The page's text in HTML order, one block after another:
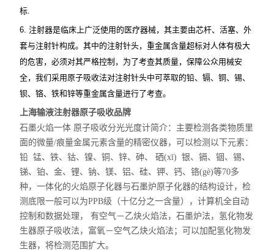
标.
6.注射器是临床上广泛使用的医疗器械，其主要由芯杆、活塞、外
套与注射针构成。其中的注射针头，重金属含量超标对人体有极大
的危害，必须对其严格控制，为了考查其质量，保障公众用械安
全，我们采用原子吸收法对注射针头中可萃取的铅、镉、铜、锡、
钡、铬、铁和锌等重金属含量进行了考查。
上海输液注射器原子吸收品牌
石墨火焰一体 原子吸收分光光度计简介：主要检测各类物质里
面的微量/痕量金属元素含量的精密仪器，可以检测以下元素：
铅 锰、铁、钴、镍、铜、锌、砷、 硒(xī)银、镉、铟、锡、
锑、铂、金、锂、钠、镁、铝、硅、钾、钙、铬(gè)等70多
种，一体化的火焰原子化器与石墨炉原子化器的结构设计，检
测底限一般可以为PPB级（十亿分之一含量），计算机全自动
控制和数据处理，
有空气－乙炔火焰法，石墨炉法，氢化物发
生器原子吸收法，富氧－空气乙炔火焰法；可以加配氢化物发
生器，将检测范围扩大。